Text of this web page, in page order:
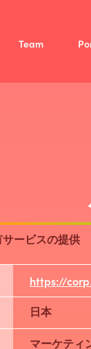
Team
ービスの提供
https://
日本
マーケティ